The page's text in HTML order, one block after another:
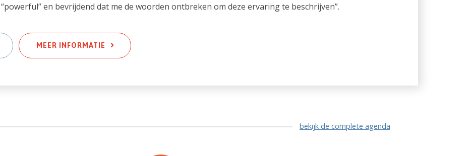
en bevrijdend dat me de woorden ontbreken om deze ervaring te beschrijven”.
MEER INFORMATIE
bekijk de complete agenda